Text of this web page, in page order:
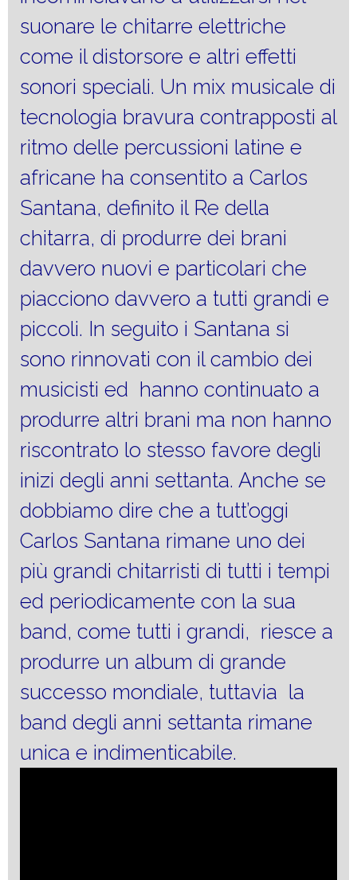
suonare le chitarre elettriche
come il distorsore e altri effetti
sonori speciali. Un mix musicale di
tecnologia bravura contrapposti al
ritmo delle percussioni latine e
africane ha consentito a Carlos
Santana, definito il Re della
chitarra, di produrre dei brani
davvero nuovi e particolari che
piacciono davvero a tutti grandi e
piccoli. In seguito i Santana si
sono rinnovati con il cambio dei
musicisti ed hanno continuato a
produrre altri brani ma non hanno
riscontrato lo stesso favore degli
inizi degli anni settanta. Anche se
dobbiamo dire che a tutt’oggi
Carlos Santana rimane uno dei
più grandi chitarristi di tutti i tempi
ed periodicamente con la sua
band, come tutti i grandi, riesce a
produrre un album di grande
successo mondiale, tuttavia la
band degli anni settanta rimane
unica e indimenticabile.